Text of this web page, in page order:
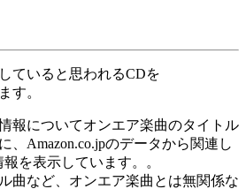
ていると思われるCDを
す。
報についてオンエア楽曲のタイトル
、Amazon.co.jpのデータから関連し
を表示しています。。
曲など、オンエア楽曲とは無関係な